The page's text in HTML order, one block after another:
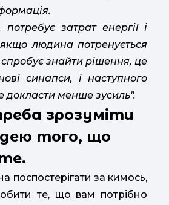
потребує затрат енергії і
людина потренується
знайти рішення, це
синапси, і наступного
докласти менше зусиль".
зрозуміти
того, що
поспостерігати за кимось,
те, що вам потрібно